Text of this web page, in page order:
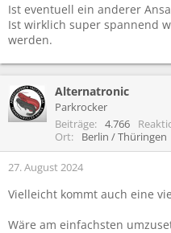
Ist eventuell ein anderer
Ist wirklich super spannend
werden.
Alternatronic
Parkrocker
Beiträge
4.766
Ort
Berlin / Thüringen
27. August 2024
Vielleicht kommt auch eine
Wäre am einfachsten